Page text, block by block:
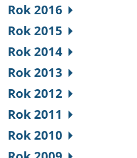
Rok 2016
Rok 2015
Rok 2014
Rok 2013
Rok 2012
Rok 2011
Rok 2010